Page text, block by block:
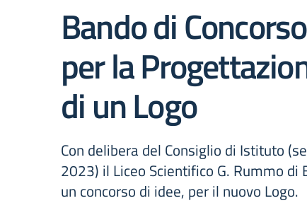
Bando di
per la
di un Logo
Con delibera del Consiglio di Istituto
2023) il Liceo Scientifico G. Rummo di
un concorso di idee, per il nuovo Logo.